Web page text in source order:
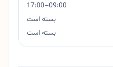
09:00–17:00
بسته است
بسته است